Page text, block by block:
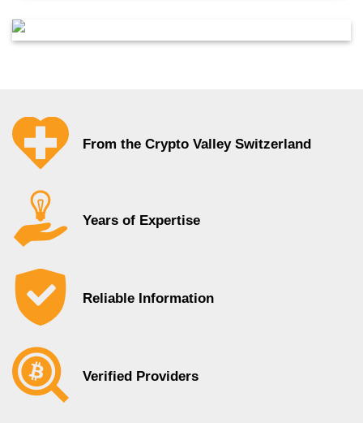
From the Crypto Valley Switzerland
Years of Expertise
Reliable Information
Verified Providers